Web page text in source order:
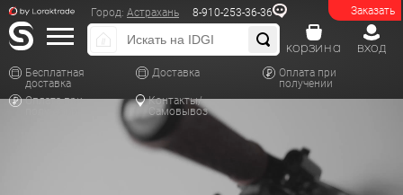
Заказать
Город: Астрахань 8-910-253-36-36
Бесплатная
доставка
Доставка
Оплата при
получении
Оплата при
Контакты/
Самовывоз
вход
корзина